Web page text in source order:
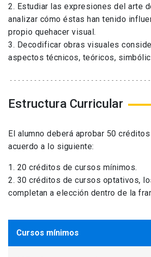
2. Estudiar las expresiones del arte
analizar cómo éstas han tenido
propio quehacer visual.
3. Decodificar obras visuales
aspectos técnicos, teóricos,
Estructura Curricular
El alumno deberá aprobar 50
acuerdo a lo siguiente:
1. 20 créditos de cursos mínimos.
2. 30 créditos de cursos optativos,
completan a elección dentro de la
Cursos mínimos